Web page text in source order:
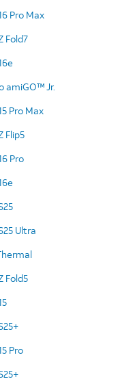
Pro Max
Fold7
amiGO™ Jr.
Pro Max
Flip5
Pro
Ultra
Fold5
Pro